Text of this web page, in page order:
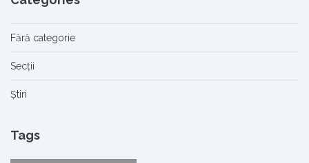
Fără categorie
Secții
Știri
Tags